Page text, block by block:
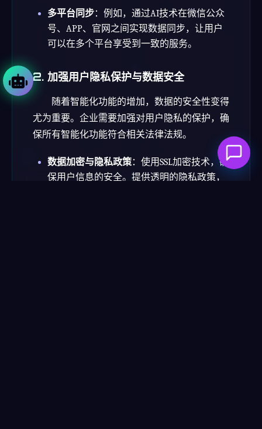
多平台同步：例如，通过AI技术在微信公众
号、APP、官网之间实现数据同步，让用户
可以在多个平台享受到一致的服务。
2. 加强用户隐私保护与数据安全
随着智能化功能的增加，数据的安全性变得
尤为重要。企业需要加强对用户隐私的保护，确
保所有智能化功能符合相关法律法规。
数据加密与隐私政策：使用SSL加密技术，确
保用户信息的安全。提供透明的隐私政策，